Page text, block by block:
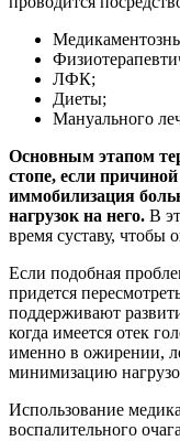
ЛФК;
Диеты;
Мануального
Основным этапом
стопе, если
иммобилизация
нагрузок на него. В
время суставу, чтобы
Если подобная
придется
поддерживают
когда имеется отек
именно в ожирении,
минимизацию
Использование
воспалительного